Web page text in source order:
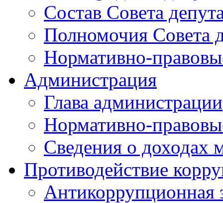
Состав Совета
Полномочия Совета
Нормативно-
Администрация
Глава администрации
Нормативно-
Сведения о
Противодействие
Антикоррупционная